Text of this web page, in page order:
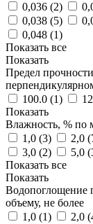
0,036 (2)
0,038 (5)
0,048 (1)
Показать все
Показать
Предел
100.0 (1)
Показать
Влажность, % по
1,0 (3) 2,0 (
3,0 (2) 5,0 (
Показать все
Показать
Водопоглощение
объему, не более
1,0 (1) 2,0 (